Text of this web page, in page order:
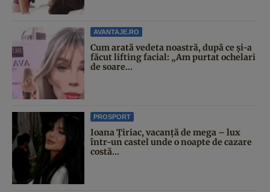
AVANTAJE.RO
Cum arată vedeta noastră, după ce și-a
făcut lifting facial: „Am purtat ochelari
de soare...
PROSPORT
Ioana Țiriac, vacanță de mega – lux
într-un castel unde o noapte de cazare
costă...